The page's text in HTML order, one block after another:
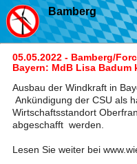
Bamberg
05.05.2022 - Bamberg/
Bayern: MdB Lisa
Ausbau der Windkraft in
Ankündigung der CSU als
Wirtschaftsstandort
abgeschafft werden.
Lesen Sie weiter bei